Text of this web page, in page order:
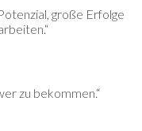
große Erfolge
zu bekommen.“